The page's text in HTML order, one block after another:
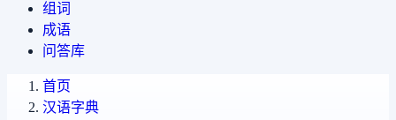
组词
成语
问答库
首页
汉语字典